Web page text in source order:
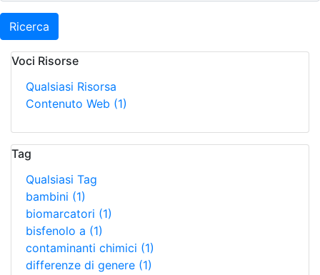
Ricerca
Voci Risorse
Qualsiasi Risorsa
Contenuto Web (1)
Tag
Qualsiasi Tag
bambini (1)
biomarcatori (1)
bisfenolo a (1)
contaminanti chimici (1)
differenze di genere (1)